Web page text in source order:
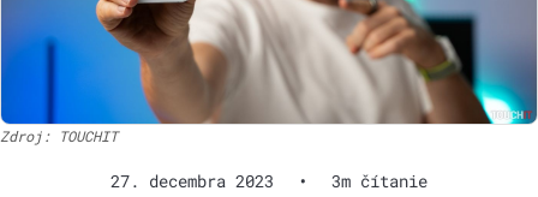
Zdroj: TOUCHIT
27. decembra 2023 •
3m čítanie